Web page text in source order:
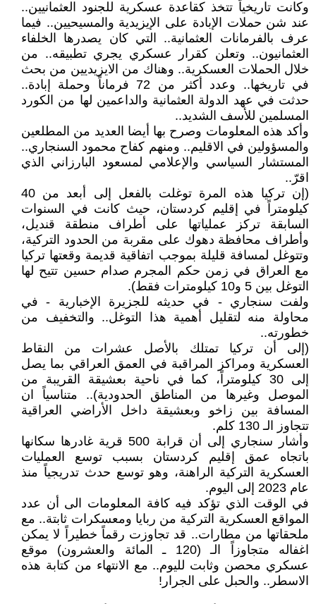
وكانت تاريخياً تتخذ كقاعدة عسكرية للجنود العثمانيين..
عند شن حملات الإبادة على الإيزيدية والمسيحيين.. فيما
عرف بالفرمانات العثمانية.. التي كان يصدرها الخلفاء
العثمانيون.. وتعلن كقرار عسكري يجري تطبيقه.. من
خلال الحملات العسكرية.. وهناك من الايزيديين من بحث
في تاريخها.. وعدد أكثر من 72 فرماناً وحملة إبادة..
حدثت في عهد الدولة العثمانية والداعمين لها من الكورد
المسلمين للأسف الشديد..
وأكد هذه المعلومات وصرح بها أيضا العديد من المطلعين
والمسؤولين في الاقليم.. ومنهم كفاح محمود السنجاري..
المستشار السياسي والإعلامي لمسعود البارزاني الذي
اقرّ..
(إن تركيا هذه المرة توغلت بالفعل إلى أبعد من 40
كيلومتراً في إقليم كردستان، حيث كانت في السنوات
السابقة تركز عملياتها على أطراف منطقة قنديل،
وأطراف محافظة دهوك على مقربة من الحدود التركية،
وتتوغل لمسافة قليلة بموجب اتفاقية قديمة وقعتها تركيا
مع العراق في زمن حكم المجرم صدام حسين تتيح لها
التوغل بين 5 و10 كيلومترات فقط).
ولفت سنجاري - في حديثه للجزيرة الإخبارية - في
محاولة منه لتقليل أهمية هذا التوغل.. والتخفيف من
خطورته..
(إلى أن تركيا تمتلك بالأصل عشرات من النقاط
العسكرية ومراكز المراقبة في العمق العراقي بما يصل
إلى 30 كيلومتراً، كما في ناحية بعشيقة القريبة من
الموصل وغيرها من المناطق الحدودية).. متناسياً ان
المسافة بين زاخو وبعشيقة داخل الأراضي العراقية
تتجاوز الـ 130 كلم.
وأشار سنجاري إلى أن قرابة 500 قرية غادرها سكانها
باتجاه عمق إقليم كردستان بسبب توسع العمليات
العسكرية التركية الراهنة، وهو توسع حدث تدريجياً منذ
عام 2023 إلى اليوم.
في الوقت الذي تؤكد فيه كافة المعلومات الى أن عدد
المواقع العسكرية التركية من ربايا ومعسكرات ثابتة.. مع
ملحقاتها من مطارات.. قد تجاوزت رقماً خطيراً لا يمكن
اغفاله متجاوزاً الـ (120 ـ المائة والعشرون) موقع
عسكري محصن وثابت لليوم.. مع الانتهاء من كتابة هذه
الاسطر.. والحبل على الجرار!